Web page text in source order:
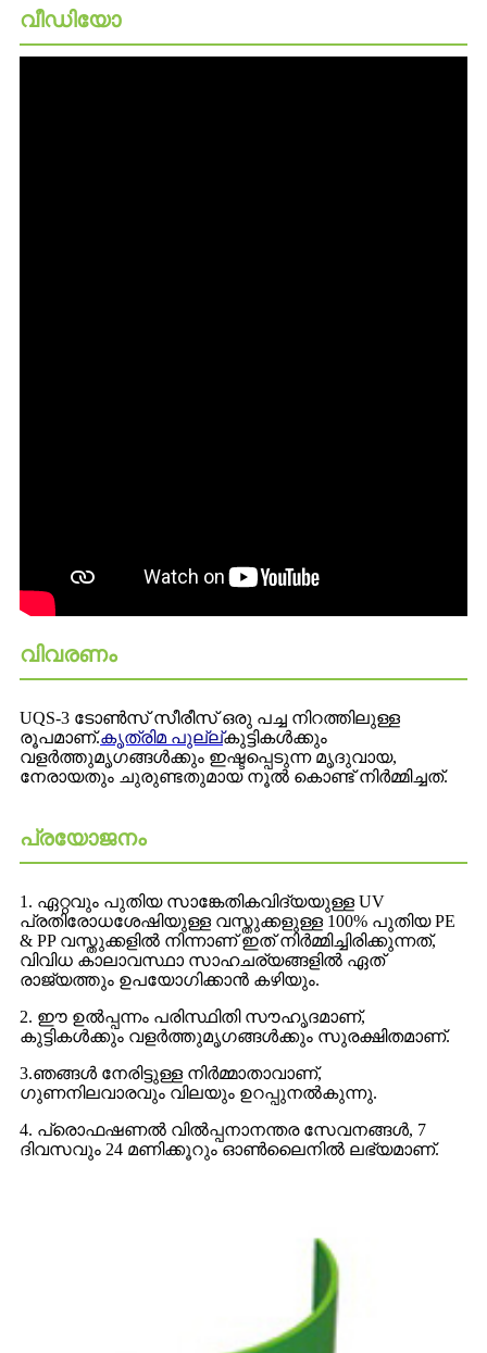
വീഡിയോ
വിവരണം
UQS-3 ടോൺസ് സീരീസ് ഒരു പച്ച നിറത്തിലുള്ള
രൂപമാണ്.കൃത്രിമ പുല്ല്കുട്ടികൾക്കും
വളർത്തുമൃഗങ്ങൾക്കും ഇഷ്ടപ്പെടുന്ന മൃദുവായ,
നേരായതും ചുരുണ്ടതുമായ നൂൽ കൊണ്ട് നിർമ്മിച്ചത്.
പ്രയോജനം
1. ഏറ്റവും പുതിയ സാങ്കേതികവിദ്യയുള്ള UV
പ്രതിരോധശേഷിയുള്ള വസ്തുക്കളുള്ള 100% പുതിയ PE
& PP വസ്തുക്കളിൽ നിന്നാണ് ഇത് നിർമ്മിച്ചിരിക്കുന്നത്,
വിവിധ കാലാവസ്ഥാ സാഹചര്യങ്ങളിൽ ഏത്
രാജ്യത്തും ഉപയോഗിക്കാൻ കഴിയും.
2. ഈ ഉൽപ്പന്നം പരിസ്ഥിതി സൗഹൃദമാണ്,
കുട്ടികൾക്കും വളർത്തുമൃഗങ്ങൾക്കും സുരക്ഷിതമാണ്.
3.ഞങ്ങൾ നേരിട്ടുള്ള നിർമ്മാതാവാണ്,
ഗുണനിലവാരവും വിലയും ഉറപ്പുനൽകുന്നു.
4. പ്രൊഫഷണൽ വിൽപ്പനാനന്തര സേവനങ്ങൾ, 7
ദിവസവും 24 മണിക്കൂറും ഓൺലൈനിൽ ലഭ്യമാണ്.